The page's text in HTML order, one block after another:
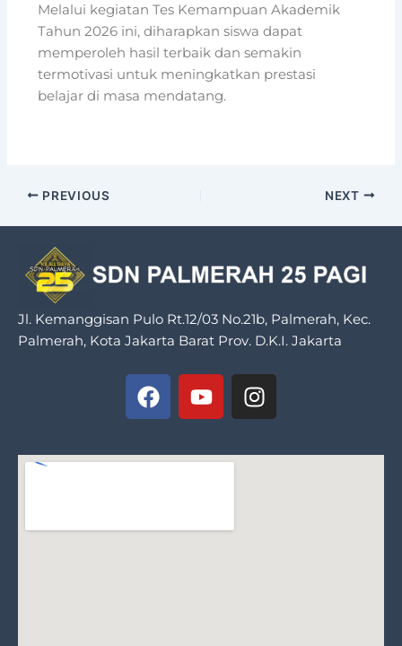
Melalui kegiatan Tes Kemampuan Akademik
Tahun 2026 ini, diharapkan siswa dapat
memperoleh hasil terbaik dan semakin
termotivasi untuk meningkatkan prestasi
belajar di masa mendatang.
PREVIOUS NEXT
Jl. Kemanggisan Pulo Rt.12/03 No.21b, Palmerah, Kec.
Palmerah, Kota Jakarta Barat Prov. D.K.I. Jakarta
F
a
e
Y
o
t
I
n
t